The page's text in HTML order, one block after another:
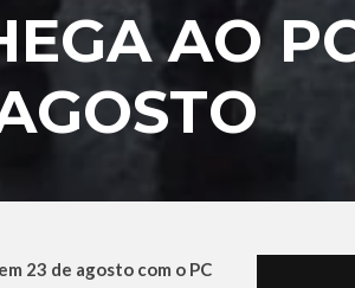
AO
23 de agosto com o PC